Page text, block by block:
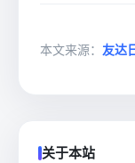
本文来源： 友达
关于本站